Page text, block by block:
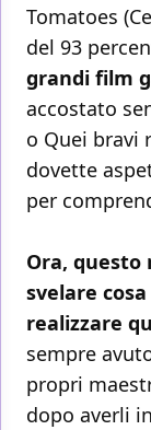
Tomatoes
del 93
grandi film
accostato
o Quei bravi
dovette
per
Ora,
svelare
realizzare
sempre
propri
dopo averli